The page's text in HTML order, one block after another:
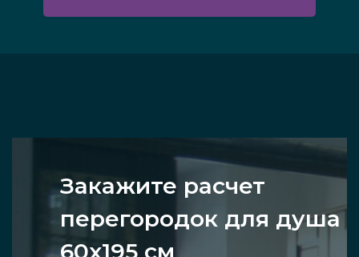
Закажите расчет
перегородок для душа